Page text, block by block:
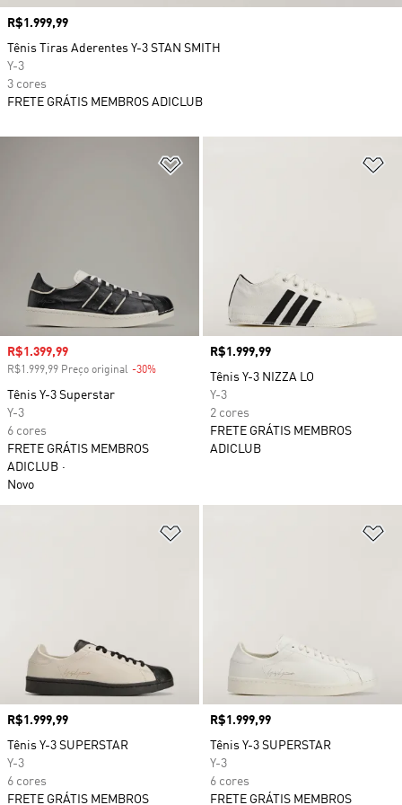
Preço com desconto
R$1.399,99
R$1.999,99 Preço original -30%
Tênis Y-3 Superstar
Y-3
6 cores
FRETE GRÁTIS MEMBROS
ADICLUB
Novo
Preço
R$1.999,99
Tênis Y-3 NIZZA LO
Y-3
2 cores
FRETE GRÁTIS MEMBROS
ADICLUB
Preço
R$1.999,99
Tênis Y-3 SUPERSTAR
Y-3
6 cores
FRETE GRÁTIS MEMBROS
Preço
R$1.999,99
Tênis Y-3 SUPERSTAR
Y-3
6 cores
FRETE GRÁTIS MEMBROS
Preço
R$1.999,99
Tênis Tiras Aderentes Y-3 STAN SMITH
Y-3
3 cores
FRETE GRÁTIS MEMBROS ADICLUB